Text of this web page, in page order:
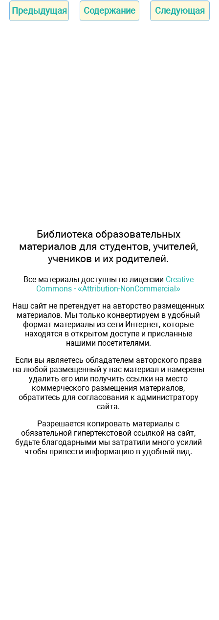
Предыдущая Содержание Следующая
Библиотека образовательных
материалов для студентов, учителей,
учеников и их родителей.
Все материалы доступны по лицензии Creative
Commons - «Attribution-NonCommercial»
Наш сайт не претендует на авторство размещенных
материалов. Мы только конвертируем в удобный
формат материалы из сети Интернет, которые
находятся в открытом доступе и присланные
нашими посетителями.
Если вы являетесь обладателем авторского права
на любой размещенный у нас материал и намерены
удалить его или получить ссылки на место
коммерческого размещения материалов,
обратитесь для согласования к администратору
сайта.
Разрешается копировать материалы с
обязательной гипертекстовой ссылкой на сайт,
будьте благодарными мы затратили много усилий
чтобы привести информацию в удобный вид.